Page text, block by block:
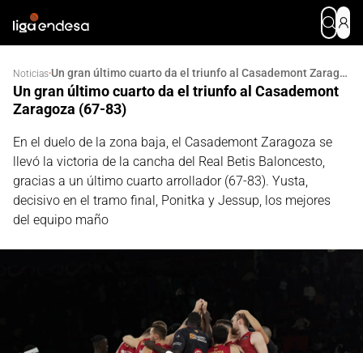
Noticias· Un gran último cuarto da el triunfo al Casademont Zaragoza (67-83)
Un gran último cuarto da el triunfo al Casademont
Zaragoza (67-83)
En el duelo de la zona baja, el Casademont Zaragoza se
llevó la victoria de la cancha del Real Betis Baloncesto,
gracias a un último cuarto arrollador (67-83). Yusta,
decisivo en el tramo final, Ponitka y Jessup, los mejores
del equipo maño